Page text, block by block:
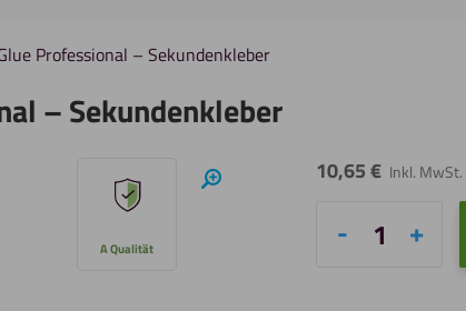
Professional – Sekundenkleber
– Sekundenkleber
Hineinzoomen
A Qualität
10,65€ Inkl. MwSt.
Fixxerss